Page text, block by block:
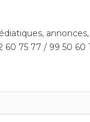
annonces,
60 75 77 / 99 50 60